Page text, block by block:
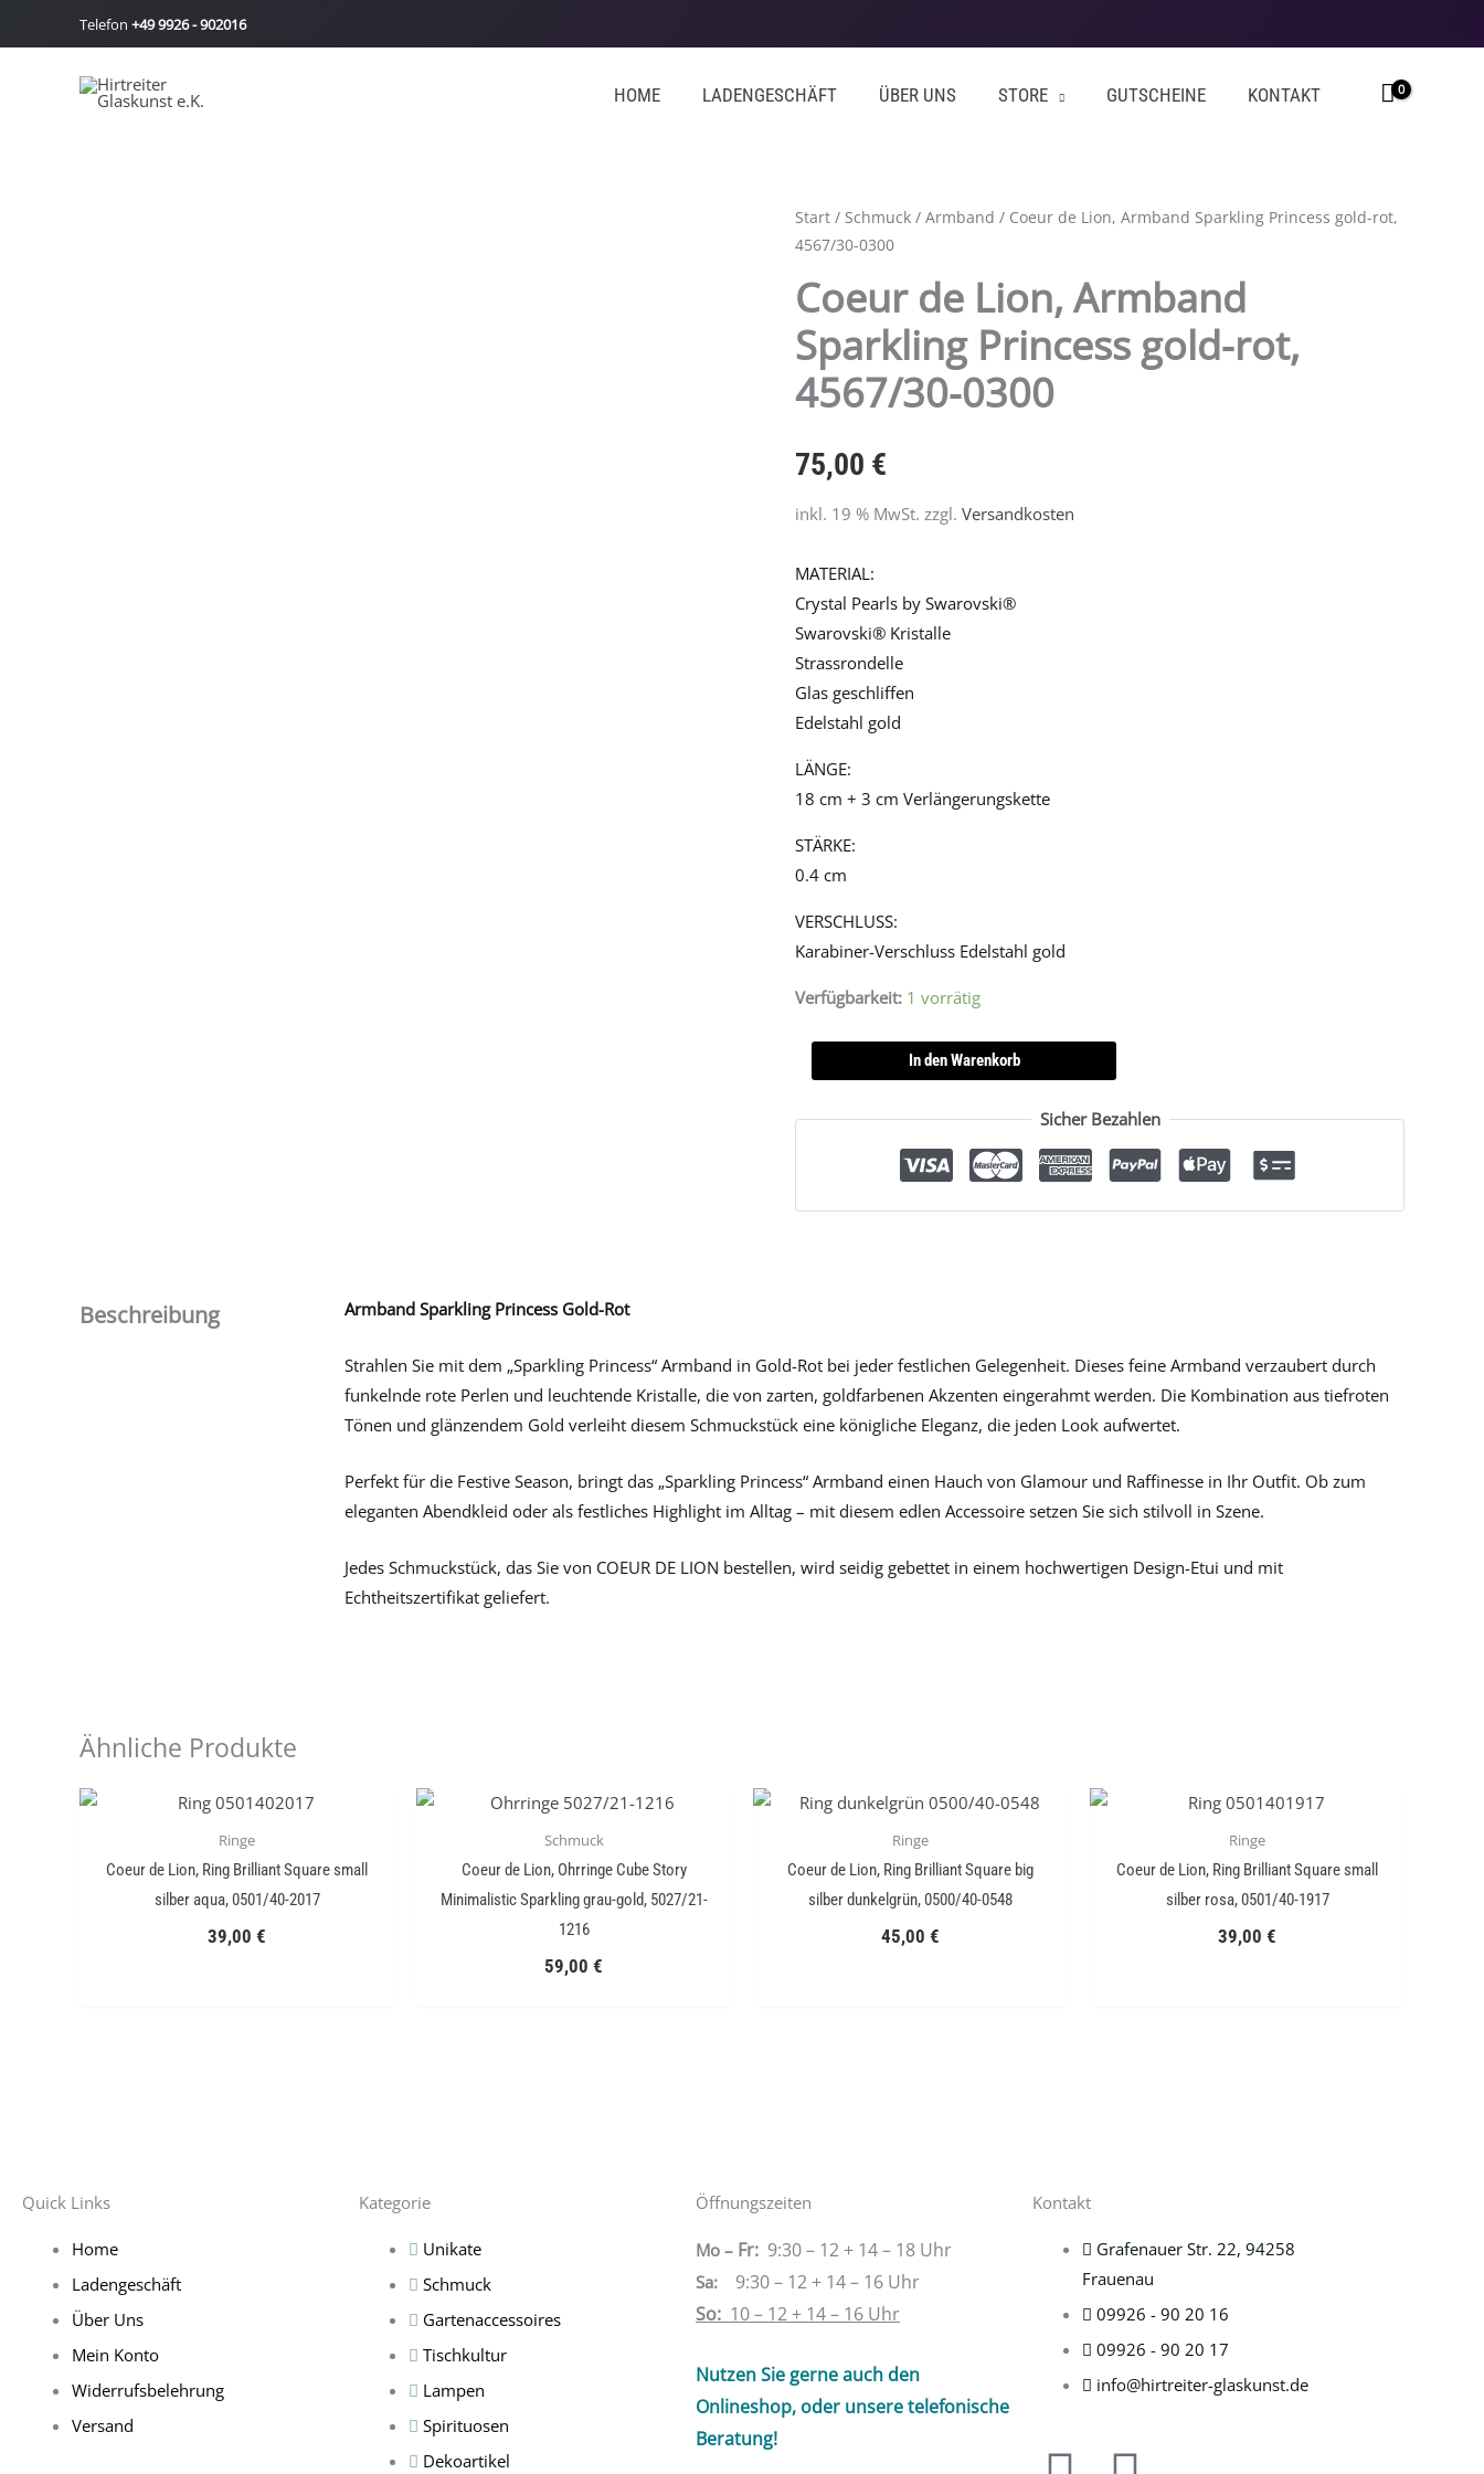
Inhalt
Telefon +49 9926 - 902016
HOME LADENGESCHÄFT ÜBER UNS STORE GUTSCHEINE KONTAKT
Start / Schmuck / Armband / Coeur de Lion, Armband Sparkling Princess gold-rot,
4567/30-0300
Coeur de Lion, Armband
Sparkling Princess gold-rot,
4567/30-0300
75,00 €
inkl. 19 % MwSt. zzgl. Versandkosten
MATERIAL:
Crystal Pearls by Swarovski®
Swarovski® Kristalle
Strassrondelle
Glas geschliffen
Edelstahl gold
LÄNGE:
18 cm + 3 cm Verlängerungskette
STÄRKE:
0.4 cm
VERSCHLUSS:
Karabiner-Verschluss Edelstahl gold
Verfügbarkeit: 1 vorrätig
Coeur
de
Lion,
Armband
Sparkling
Princess
gold-
4567/30-
0300
Menge
In den Warenkorb
Sicher Bezahlen
Beschreibung Armband Sparkling Princess Gold-Rot
Strahlen Sie mit dem „Sparkling Princess“ Armband in Gold-Rot bei jeder festlichen Gelegenheit. Dieses feine Armband verzaubert durch
funkelnde rote Perlen und leuchtende Kristalle, die von zarten, goldfarbenen Akzenten eingerahmt werden. Die Kombination aus tiefroten
Tönen und glänzendem Gold verleiht diesem Schmuckstück eine königliche Eleganz, die jeden Look aufwertet.
Perfekt für die Festive Season, bringt das „Sparkling Princess“ Armband einen Hauch von Glamour und Raffinesse in Ihr Outfit. Ob zum
eleganten Abendkleid oder als festliches Highlight im Alltag – mit diesem edlen Accessoire setzen Sie sich stilvoll in Szene.
Jedes Schmuckstück, das Sie von COEUR DE LION bestellen, wird seidig gebettet in einem hochwertigen Design-Etui und mit
Echtheitszertifikat geliefert.
Ähnliche Produkte
Ringe
Coeur de Lion, Ring Brilliant Square small
silber aqua, 0501/40-2017
39,00 €
Schmuck
Coeur de Lion, Ohrringe Cube Story
Minimalistic Sparkling grau-gold, 5027/21-
1216
59,00 €
Ringe
Coeur de Lion, Ring Brilliant Square big
silber dunkelgrün, 0500/40-0548
45,00 €
Ringe
Coeur de Lion, Ring Brilliant Square small
silber rosa, 0501/40-1917
39,00 €
Quick Links
Home
Ladengeschäft
Über Uns
Mein Konto
Widerrufsbelehrung
Versand
Kategorie
Unikate
Schmuck
Gartenaccessoires
Tischkultur
Lampen
Spirituosen
Dekoartikel
Öffnungszeiten
Mo – Fr: 9:30 – 12 + 14 – 18 Uhr
Sa: 9:30 – 12 + 14 – 16 Uhr
So: 10 – 12 + 14 – 16 Uhr
Nutzen Sie gerne auch den
Onlineshop, oder unsere telefonische
Beratung!
Kontakt
Grafenauer Str. 22, 94258
Frauenau
09926 - 90 20 16
09926 - 90 20 17
info@hirtreiter-glaskunst.de